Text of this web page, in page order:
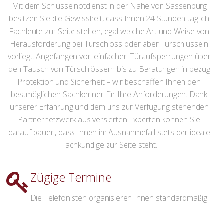
Mit dem Schlüsselnotdienst in der Nähe von Sassenburg
besitzen Sie die Gewissheit, dass Ihnen 24 Stunden täglich
Fachleute zur Seite stehen, egal welche Art und Weise von
Herausforderung bei Türschloss oder aber Türschlüsseln
vorliegt. Angefangen von einfachen Türaufsperrungen über
den Tausch von Türschlössern bis zu Beratungen in bezug
Protektion und Sicherheit – wir beschaffen Ihnen den
bestmöglichen Sachkenner für Ihre Anforderungen. Dank
unserer Erfahrung und dem uns zur Verfügung stehenden
Partnernetzwerk aus versierten Experten können Sie
darauf bauen, dass Ihnen im Ausnahmefall stets der ideale
Fachkundige zur Seite steht.
Zügige Termine
Die Telefonisten organisieren Ihnen standardmäßig